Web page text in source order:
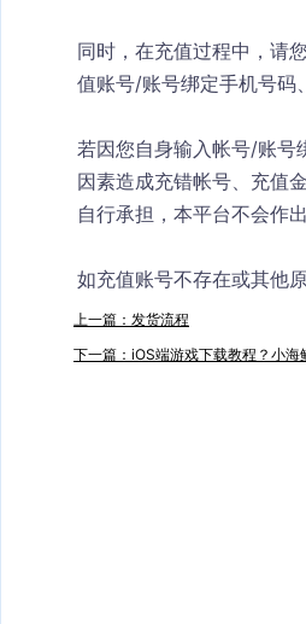
同时，在充值过程中，请
值账号/账号绑定手机号码
若因您自身输入帐号/账号
因素造成充错帐号、充值
自行承担，本平台不会作
如充值账号不存在或其他
上一篇：发货流程
下一篇：iOS端游戏下载教程？小海